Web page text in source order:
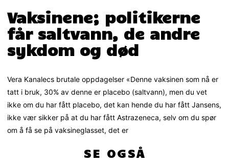
Vaksinene; politikerne
får saltvann, de andre
sykdom og død
Vera Kanalecs brutale oppdagelser «Denne vaksinen som nå er
tatt i bruk, 30% av denne er placebo (saltvann), men du vet
ikke om du har fått placebo, det kan hende du har fått Jansens,
ikke vær sikker på at du har fått Astrazeneca, selv om du spør
om å få se på vaksineglasset, det er
SE OGSÅ